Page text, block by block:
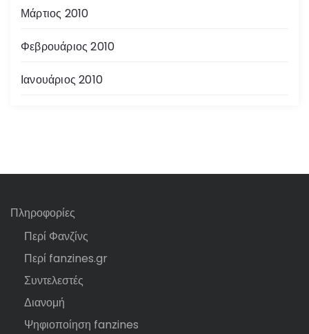
Μάρτιος 2010
Φεβρουάριος 2010
Ιανουάριος 2010
Πληροφορίες
Περί Φανζίνς
Περί fanzines.gr
Συντελεστές
Διανομή
Ψηφιοποίηση fanzines